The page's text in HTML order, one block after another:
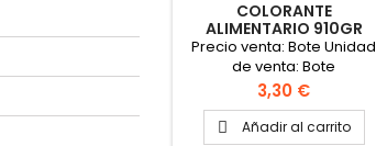
COLORANTE
ALIMENTARIO 910GR
"CONSEMUR"
Precio venta: Bote Unidad
de venta: Bote
Precio
3,30 €
 Añadir al carrito